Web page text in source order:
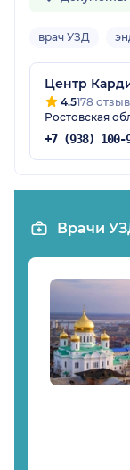
врач УЗД
Центр
4.5178
Ростовская
Врачи